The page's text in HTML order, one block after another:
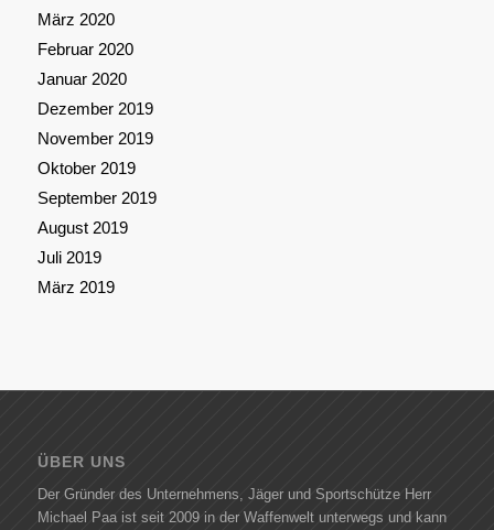
März 2020
Februar 2020
Januar 2020
Dezember 2019
November 2019
Oktober 2019
September 2019
August 2019
Juli 2019
März 2019
ÜBER UNS
Der Gründer des Unternehmens, Jäger und Sportschütze Herr
Michael Paa ist seit 2009 in der Waffenwelt unterwegs und kann